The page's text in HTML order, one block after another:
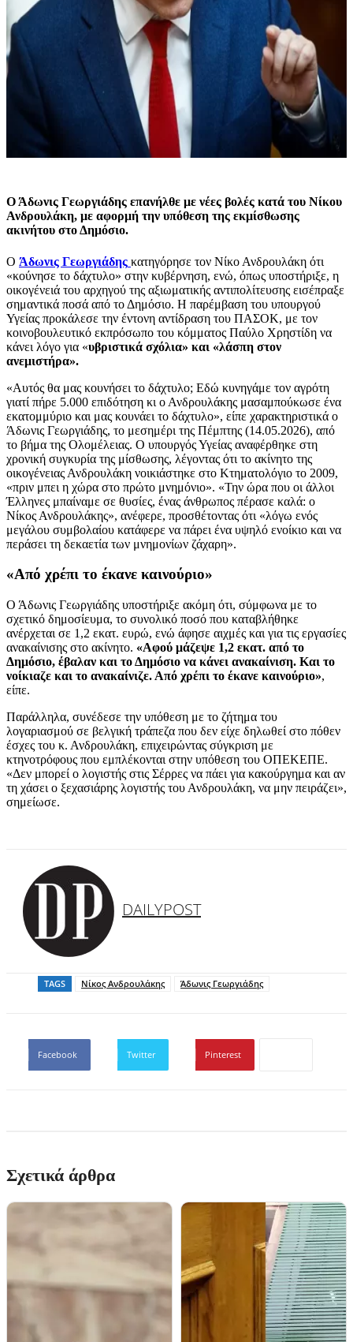
Ο Άδωνις Γεωργιάδης επανήλθε με νέες βολές κατά του Νίκου
Ανδρουλάκη, με αφορμή την υπόθεση της εκμίσθωσης
ακινήτου στο Δημόσιο.
Ο Άδωνις Γεωργιάδης κατηγόρησε τον Νίκο Ανδρουλάκη ότι
«κούνησε το δάχτυλο» στην κυβέρνηση, ενώ, όπως υποστήριξε, η
οικογένειά του αρχηγού της αξιωματικής αντιπολίτευσης εισέπραξε
σημαντικά ποσά από το Δημόσιο. Η παρέμβαση του υπουργού
Υγείας προκάλεσε την έντονη αντίδραση του ΠΑΣΟΚ, με τον
κοινοβουλευτικό εκπρόσωπο του κόμματος Παύλο Χρηστίδη να
κάνει λόγο για «υβριστικά σχόλια» και «λάσπη στον
ανεμιστήρα».
«Αυτός θα μας κουνήσει το δάχτυλο; Εδώ κυνηγάμε τον αγρότη
γιατί πήρε 5.000 επιδότηση κι ο Ανδρουλάκης μασαμπούκωσε ένα
εκατομμύριο και μας κουνάει το δάχτυλο», είπε χαρακτηριστικά ο
Άδωνις Γεωργιάδης, το μεσημέρι της Πέμπτης (14.05.2026), από
το βήμα της Ολομέλειας. Ο υπουργός Υγείας αναφέρθηκε στη
χρονική συγκυρία της μίσθωσης, λέγοντας ότι το ακίνητο της
οικογένειας Ανδρουλάκη νοικιάστηκε στο Κτηματολόγιο το 2009,
«πριν μπει η χώρα στο πρώτο μνημόνιο». «Την ώρα που οι άλλοι
Έλληνες μπαίναμε σε θυσίες, ένας άνθρωπος πέρασε καλά: ο
Νίκος Ανδρουλάκης», ανέφερε, προσθέτοντας ότι «λόγω ενός
μεγάλου συμβολαίου κατάφερε να πάρει ένα υψηλό ενοίκιο και να
περάσει τη δεκαετία των μνημονίων ζάχαρη».
«Από χρέπι το έκανε καινούριο»
Ο Άδωνις Γεωργιάδης υποστήριξε ακόμη ότι, σύμφωνα με το
σχετικό δημοσίευμα, το συνολικό ποσό που καταβλήθηκε
ανέρχεται σε 1,2 εκατ. ευρώ, ενώ άφησε αιχμές και για τις εργασίες
ανακαίνισης στο ακίνητο. «Αφού μάζεψε 1,2 εκατ. από το
Δημόσιο, έβαλαν και το Δημόσιο να κάνει ανακαίνιση. Και το
νοίκιαζε και το ανακαίνιζε. Από χρέπι το έκανε καινούριο»,
είπε.
Παράλληλα, συνέδεσε την υπόθεση με το ζήτημα του
λογαριασμού σε βελγική τράπεζα που δεν είχε δηλωθεί στο πόθεν
έσχες του κ. Ανδρουλάκη, επιχειρώντας σύγκριση με
κτηνοτρόφους που εμπλέκονται στην υπόθεση του ΟΠΕΚΕΠΕ.
«Δεν μπορεί ο λογιστής στις Σέρρες να πάει για κακούργημα και αν
τη χάσει ο ξεχασιάρης λογιστής του Ανδρουλάκη, να μην πειράζει»,
σημείωσε.
DAILYPOST
TAGS Nίκος Ανδρουλάκης Άδωνις Γεωργιάδης
Facebook Twitter Pinterest
Σχετικά άρθρα